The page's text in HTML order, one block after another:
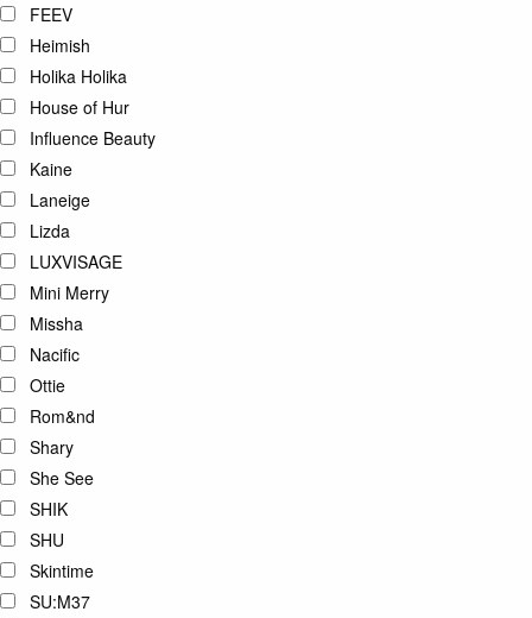
FEEV
Heimish
Holika Holika
House of Hur
Influence Beauty
Kaine
Laneige
Lizda
LUXVISAGE
Mini Merry
Missha
Nacific
Ottie
Rom&nd
Shary
She See
SHIK
SHU
Skintime
SU:M37